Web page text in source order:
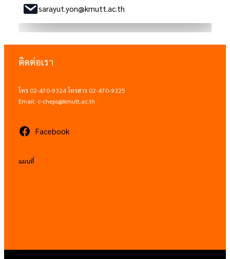
sarayut.yon@kmutt.ac.th
ติดต่อเรา
โทร 02-470-9324 โทรสาร 02-470-9325
Email: c-cheps@kmutt.ac.th
Facebook
แผนที่